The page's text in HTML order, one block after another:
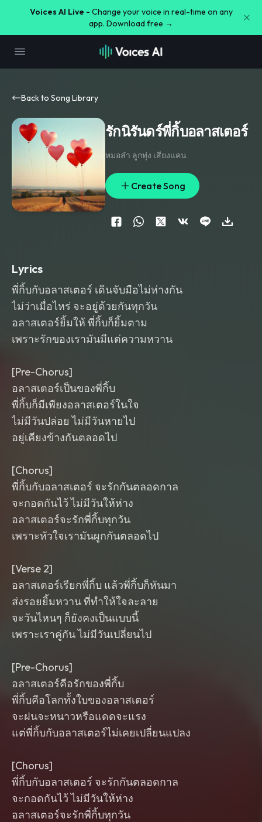
Voices AI Live - Change your voice in real-time on any
app. Download free →
Back to Song Library
รักนิรันดร์พี่กิ้บอลาสเตอร์
หมอลำ ลูกทุ่ง เสียงแคน
Create Song
Lyrics
พี่กิ้บกับอลาสเตอร์ เดินจับมือไม่ห่างกัน
ไม่ว่าเมื่อไหร่ จะอยู่ด้วยกันทุกวัน
อลาสเตอร์ยิ้มให้ พี่กิ้บก็ยิ้มตาม
เพราะรักของเรามันมีแต่ความหวาน
[Pre-Chorus]
อลาสเตอร์เป็นของพี่กิ้บ
พี่กิ้บก็มีเพียงอลาสเตอร์ในใจ
ไม่มีวันปล่อย ไม่มีวันหายไป
อยู่เคียงข้างกันตลอดไป
[Chorus]
พี่กิ้บกับอลาสเตอร์ จะรักกันตลอดกาล
จะกอดกันไว้ ไม่มีวันให้ห่าง
อลาสเตอร์จะรักพี่กิ้บทุกวัน
เพราะหัวใจเรามันผูกกันตลอดไป
[Verse 2]
อลาสเตอร์เรียกพี่กิ้บ แล้วพี่กิ้บก็หันมา
ส่งรอยยิ้มหวาน ที่ทำให้ใจละลาย
จะวันไหนๆ ก็ยังคงเป็นแบบนี้
เพราะเราคู่กัน ไม่มีวันเปลี่ยนไป
[Pre-Chorus]
อลาสเตอร์คือรักของพี่กิ้บ
พี่กิ้บคือโลกทั้งใบของอลาสเตอร์
จะฝนจะหนาวหรือแดดจะแรง
แต่พี่กิ้บกับอลาสเตอร์ไม่เคยเปลี่ยนแปลง
[Chorus]
พี่กิ้บกับอลาสเตอร์ จะรักกันตลอดกาล
จะกอดกันไว้ ไม่มีวันให้ห่าง
อลาสเตอร์จะรักพี่กิ้บทุกวัน